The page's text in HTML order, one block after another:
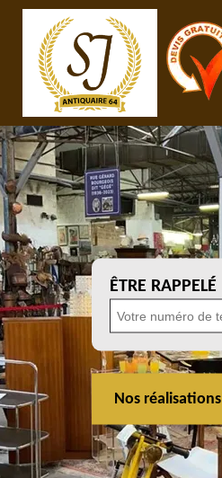
ÊTRE RAPPELÉ
Nos réalisations